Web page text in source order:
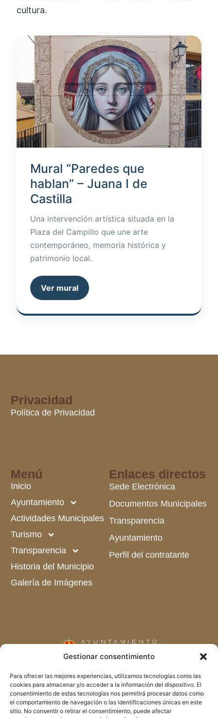
Gestionar consentimiento
Para ofrecer las mejores experiencias, utilizamos tecnologías como las
cookies para almacenar y/o acceder a la información del dispositivo. El
consentimiento de estas tecnologías nos permitirá procesar datos como
el comportamiento de navegación o las identificaciones únicas en este
sitio. No consentir o retirar el consentimiento, puede afectar
cultura.
Mural “Paredes que
hablan” – Juana I de
Castilla
Una intervención artística situada en la
Plaza del Campillo que une arte
contemporáneo, memoria histórica y
patrimonio local.
Ver mural
C/ Carretas Nº 34
28739 Gargantilla del Lozoya (Madrid)
Telf. 918 695 013
Enlaces directos
Sede Electrónica
Documentos Municipales
Transparencia
Ayuntamiento
Perfil del contratante
Menú
Inicio
Ayuntamiento
Actividades Municipales
Turismo
Transparencia
Historia del Municipio
Galería de Imágenes
Privacidad
Política de Privacidad